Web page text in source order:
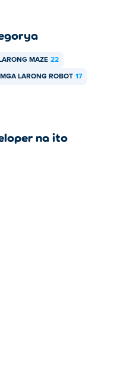
MAZE 22
MGA LARONG ROBOT 17
na ito